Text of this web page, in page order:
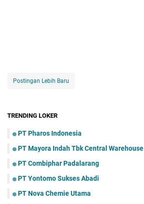
Postingan Lebih Baru
TRENDING LOKER
PT Pharos Indonesia
PT Mayora Indаh Tbk Central Warehouse
PT Combiphar Padalarang
PT Yontomo Sukses Abadi
PT Nova Chemie Utama